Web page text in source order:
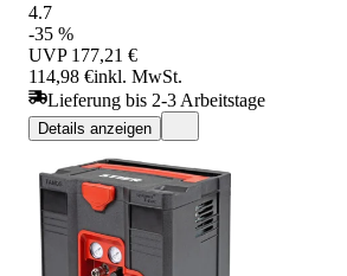
4.7
-35 %
UVP 177,21 €
114,98 €inkl. MwSt.
Lieferung bis 2-3 Arbeitstage
Details anzeigen